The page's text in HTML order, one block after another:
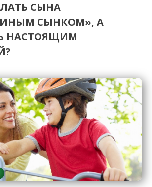
СЫНА
СЫНКОМ», А
НАСТОЯЩИМ